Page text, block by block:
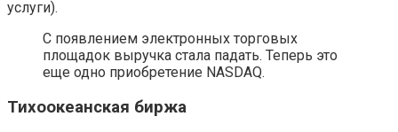
услуги).
С появлением электронных торговых
площадок выручка стала падать. Теперь это
еще одно приобретение NASDAQ.
Тихоокеанская биржа